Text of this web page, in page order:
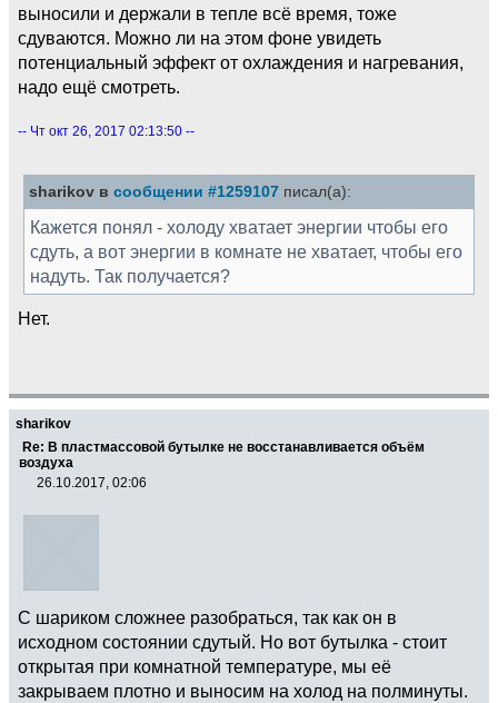
выносили и держали в тепле всё время, тоже
сдуваются. Можно ли на этом фоне увидеть
потенциальный эффект от охлаждения и нагревания,
надо ещё смотреть.
-- Чт окт 26, 2017 02:13:50 --
sharikov в сообщении #1259107 писал(а):
Кажется понял - холоду хватает энергии чтобы его
сдуть, а вот энергии в комнате не хватает, чтобы его
надуть. Так получается?
Нет.
sharikov
Re: В пластмассовой бутылке не восстанавливается объём
воздуха
26.10.2017, 02:06
С шариком сложнее разобраться, так как он в
исходном состоянии сдутый. Но вот бутылка - стоит
открытая при комнатной температуре, мы её
закрываем плотно и выносим на холод на полминуты.